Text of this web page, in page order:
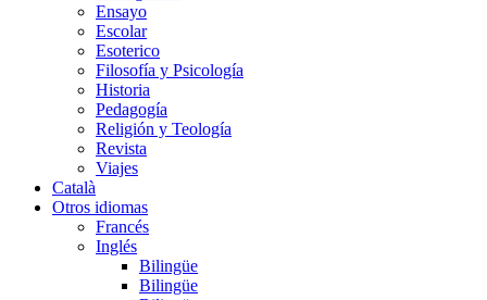
Ensayo
Escolar
Esoterico
Filosofía y Psicología
Historia
Pedagogía
Religión y Teología
Revista
Viajes
Català
Otros idiomas
Francés
Inglés
Bilingüe
Bilingüe